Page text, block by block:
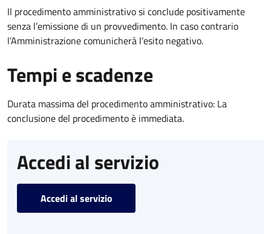
Il procedimento amministrativo si conclude positivamente
senza l’emissione di un provvedimento. In caso contrario
l’Amministrazione comunicherà l’esito negativo.
Tempi e scadenze
Durata massima del procedimento amministrativo: La
conclusione del procedimento è immediata.
Accedi al servizio
Accedi al servizio